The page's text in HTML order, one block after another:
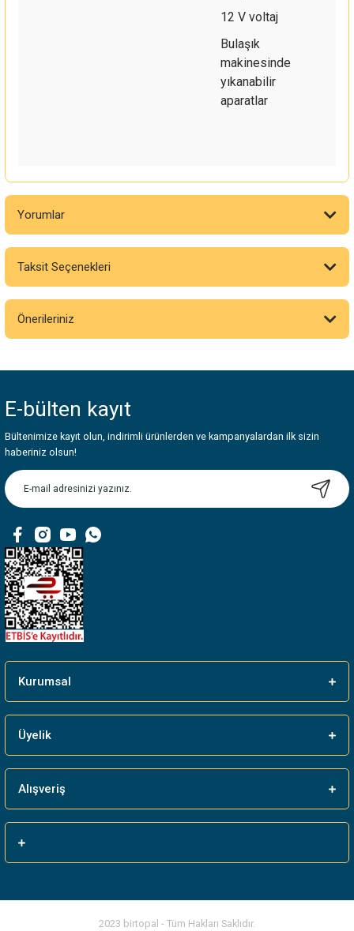
12 V voltaj
Bulaşık
makinesinde
yıkanabilir
aparatlar
Yorumlar
Bu ürüne ilk yorumu siz yapın!
Taksit Seçenekleri
Önerileriniz
Görüş ve önerileriniz için teşekkür ederiz.
Ürün resmi kalitesiz, bozuk veya görüntülenemiyor.
Ürün açıklamasında eksik bilgiler bulunuyor.
Ürün bilgilerinde hatalar bulunuyor.
Bu ürüne benzer farklı alternatifler olmalı.
E-bülten kayıt
Bültenimize kayıt olun, indirimli ürünlerden ve kampanyalardan ilk sizin
haberiniz olsun!
Kurumsal
Üyelik
Alışveriş
2023 birtopal - Tüm Hakları Saklıdır.